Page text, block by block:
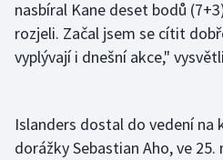
nasbíral Kane deset bodů
rozjeli. Začal jsem se cítit
vyplývají i dnešní akce,"
Islanders dostal do vedení na
dorážky Sebastian Aho, ve